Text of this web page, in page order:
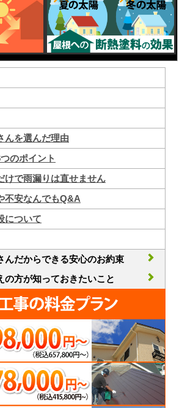
んを選んだ理由
のポイント
けで雨漏りは直せません
不安なんでもQ&A
について
んだからできる安心のお約束
の方が知っておきたいこと